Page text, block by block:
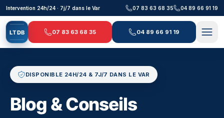
Aller au contenu principal
Intervention 24h/24 · 7j/7 dans le Var 07 83 63 68 35 04 89 66 91 19
LTDB 07 83 63 68 35 04 89 66 91 19
DISPONIBLE 24H/24 & 7J/7 DANS LE VAR
Blog & Conseils